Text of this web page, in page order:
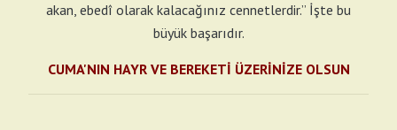
akan, ebedî olarak kalacağınız cennetlerdir.” İşte bu
büyük başarıdır.
CUMA'NIN HAYR VE BEREKETİ ÜZERİNİZE OLSUN